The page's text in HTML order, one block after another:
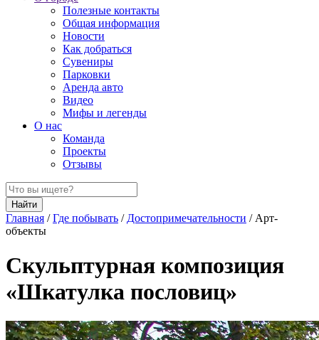
Полезные контакты
Общая информация
Новости
Как добраться
Сувениры
Парковки
Аренда авто
Видео
Мифы и легенды
О нас
Команда
Проекты
Отзывы
Найти
Главная / Где побывать / Достопримечательности /Арт-
объекты
Скульптурная композиция
«Шкатулка пословиц»